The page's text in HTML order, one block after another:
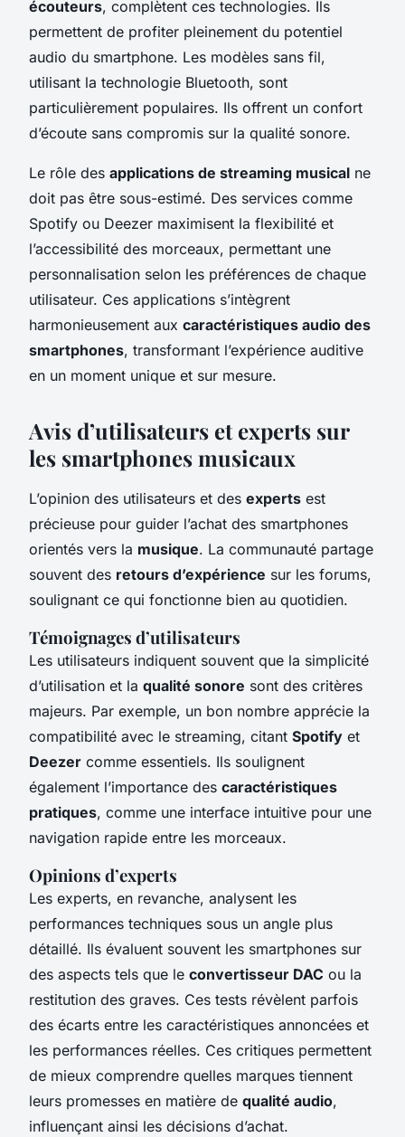
écouteurs, complètent ces technologies. Ils
permettent de profiter pleinement du potentiel
audio du smartphone. Les modèles sans fil,
utilisant la technologie Bluetooth, sont
particulièrement populaires. Ils offrent un confort
d’écoute sans compromis sur la qualité sonore.
Le rôle des applications de streaming musical ne
doit pas être sous-estimé. Des services comme
Spotify ou Deezer maximisent la flexibilité et
l’accessibilité des morceaux, permettant une
personnalisation selon les préférences de chaque
utilisateur. Ces applications s’intègrent
harmonieusement aux caractéristiques audio des
smartphones, transformant l’expérience auditive
en un moment unique et sur mesure.
Avis d’utilisateurs et experts sur
les smartphones musicaux
L’opinion des utilisateurs et des experts est
précieuse pour guider l’achat des smartphones
orientés vers la musique. La communauté partage
souvent des retours d’expérience sur les forums,
soulignant ce qui fonctionne bien au quotidien.
Témoignages d’utilisateurs
Les utilisateurs indiquent souvent que la simplicité
d’utilisation et la qualité sonore sont des critères
majeurs. Par exemple, un bon nombre apprécie la
compatibilité avec le streaming, citant Spotify et
Deezer comme essentiels. Ils soulignent
également l’importance des caractéristiques
pratiques, comme une interface intuitive pour une
navigation rapide entre les morceaux.
Opinions d’experts
Les experts, en revanche, analysent les
performances techniques sous un angle plus
détaillé. Ils évaluent souvent les smartphones sur
des aspects tels que le convertisseur DAC ou la
restitution des graves. Ces tests révèlent parfois
des écarts entre les caractéristiques annoncées et
les performances réelles. Ces critiques permettent
de mieux comprendre quelles marques tiennent
leurs promesses en matière de qualité audio,
influençant ainsi les décisions d’achat.